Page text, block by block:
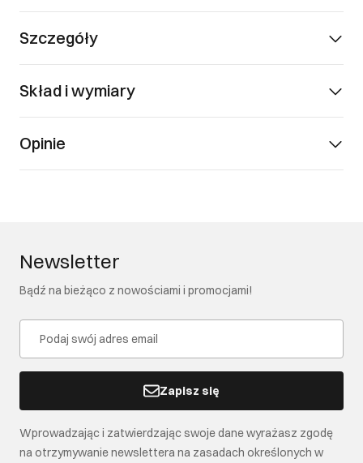
Szczegóły
Skład i wymiary
Opinie
Newsletter
Bądź na bieżąco z nowościami i promocjami!
Zapisz się
Wprowadzając i zatwierdzając swoje dane wyrażasz zgodę
na otrzymywanie newslettera na zasadach określonych w